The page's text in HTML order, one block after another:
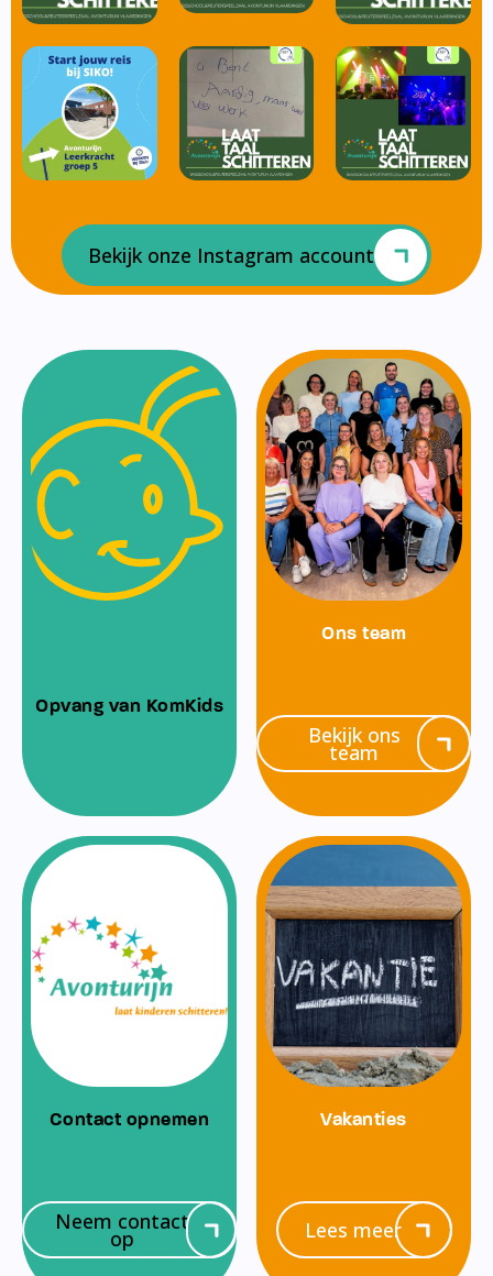
Bekijk onze Instagram account
Opvang van KomKids
Ons team
Bekijk ons
team
Contact opnemen
Neem contact
op
Vakanties
Lees meer